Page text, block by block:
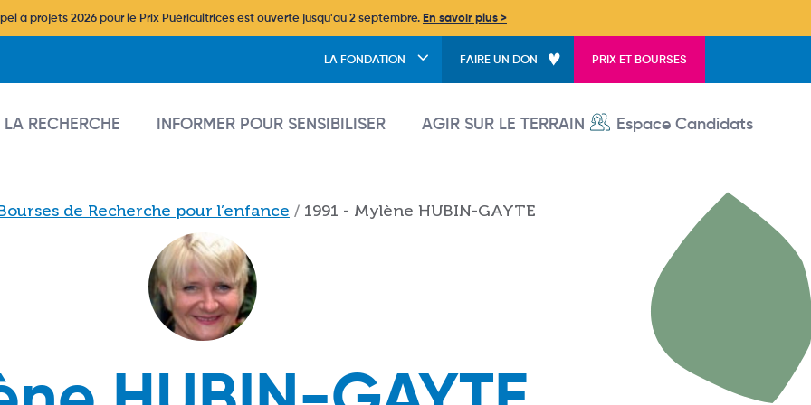
à projets 2026 pour le Prix Puéricultrices est ouverte jusqu'au 2 septembre. En savoir plus >
LA FONDATION FAIRE UN DON PRIX ET BOURSES
LA RECHERCHE INFORMER POUR SENSIBILISER AGIR SUR LE TERRAIN User account menu
Espace Candidats
de Recherche pour l’enfance 1991 - Mylène HUBIN-GAYTE